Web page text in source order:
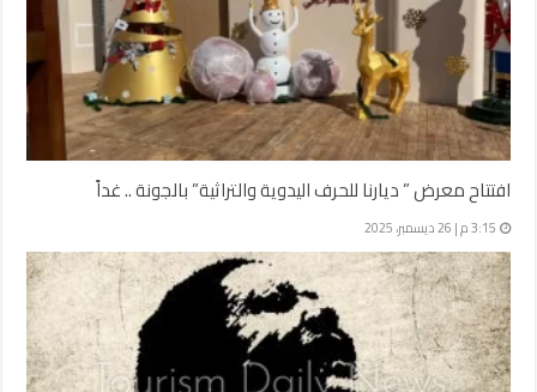
افتتاح معرض ” ديارنا للحرف اليدوية والتراثية” بالجونة .. غداً
3:15 م | 26 ديسمبر، 2025